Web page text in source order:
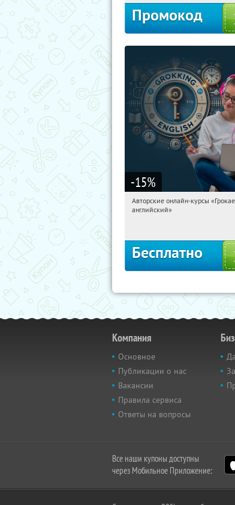
Промокод
-15%
00:15:11
Авторские онлайн-курсы
английский»
Бесплатно
Компания
Основное
Публикации о нас
Вакансии
Правила сервиса
Ответы на вопросы
Все наши купоны доступны
через Мобильное Приложение: